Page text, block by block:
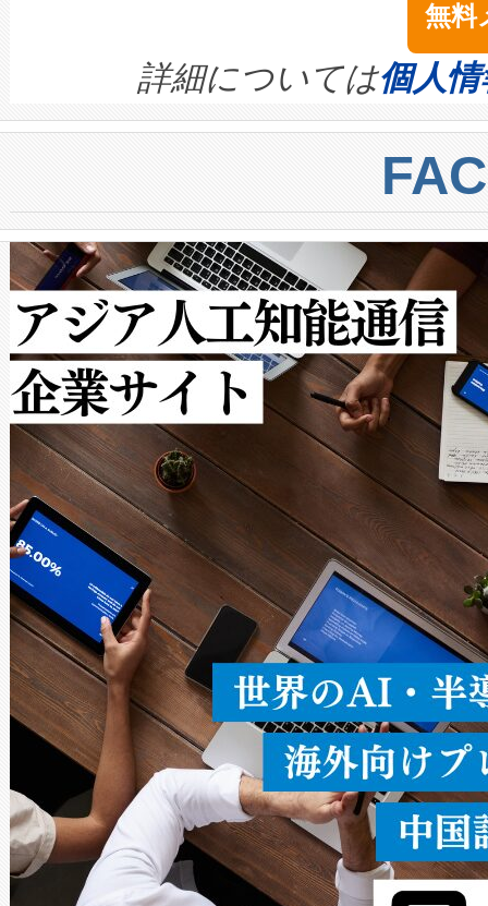
きます。この効率性は、フェ
ます。 Voltaiq provides a
quality and reliability for AI
BESS stack to ensure battery
centers. Voltaiqは、ai&のAI
からシステム統合、試運転、
クルの各段階のデータを監視
[…]
イズの小径化を実現すること
す。ノーマルモードでは、
ートル先まで検出でき、これ
トに対して約600メートルに
では、反射率10％のターゲッ
で向上し、最大検知距離は
ットだけで最大1キロメート
ルの変電所周囲を監視でき、
作業と点群処理を簡素化でき
Avia 2は、2種類のFOVオプシ
× 80°のノーマルモード、長
ードを切り替えて使用するこ
ることなく、単一のデバイス
うにします。遠距離まで届く
密度なスキャ […]
無料
詳細については個人